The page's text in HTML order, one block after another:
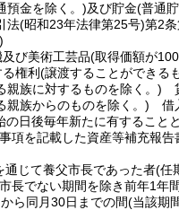
預金を除く。)及び貯金(普通
法(昭和23年法律第25号)第2
び美術工芸品(取得価額が
権利 (譲渡することができる
親族に対するものを除く。)
親族からのものを除く。) 借
の日後毎年新たに有すること
項を記載した資産等補充報
通じて養父市長であった者(任
長でない期間を除き前年1年
ら同月30日までの間(当該期